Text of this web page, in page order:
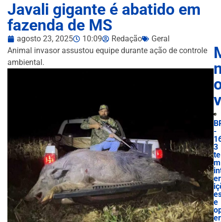
Javali gigante é abatido em
fazenda de MS
agosto 23, 2025 10:09 Redação
Geral
Animal invasor assustou equipe durante ação de controle
ambiental.
-
3
te
m
e